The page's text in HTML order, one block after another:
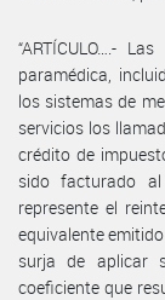
“ARTÍCULO….-
paramédica,
los sistemas de
servicios los
crédito de
sido facturado
represente el
equivalente
surja de aplicar
coeficiente que